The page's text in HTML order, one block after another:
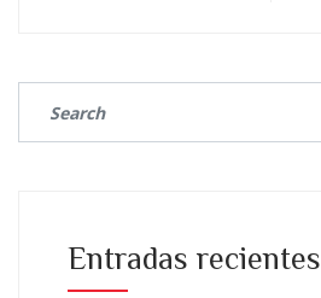
Entradas recientes